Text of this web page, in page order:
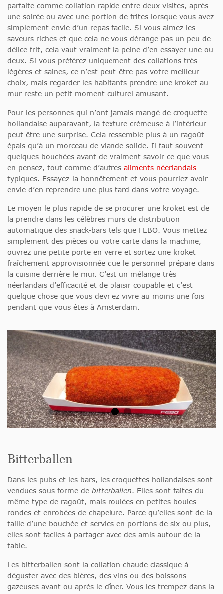
parfaite comme collation rapide entre deux visites, après
une soirée ou avec une portion de frites lorsque vous avez
simplement envie d’un repas facile. Si vous aimez les
saveurs riches et que cela ne vous dérange pas un peu de
délice frit, cela vaut vraiment la peine d’en essayer une ou
deux. Si vous préférez uniquement des collations très
légères et saines, ce n’est peut-être pas votre meilleur
choix, mais regarder les habitants prendre une kroket au
mur reste un petit moment culturel amusant.
Pour les personnes qui n’ont jamais mangé de croquette
hollandaise auparavant, la texture crémeuse à l’intérieur
peut être une surprise. Cela ressemble plus à un ragoût
épais qu’à un morceau de viande solide. Il faut souvent
quelques bouchées avant de vraiment savoir ce que vous
en pensez, tout comme d’autres aliments néerlandais
typiques. Essayez-la honnêtement et vous pourriez avoir
envie d’en reprendre une plus tard dans votre voyage.
Le moyen le plus rapide de se procurer une kroket est de
la prendre dans les célèbres murs de distribution
automatique des snack-bars tels que FEBO. Vous mettez
simplement des pièces ou votre carte dans la machine,
ouvrez une petite porte en verre et sortez une kroket
fraîchement approvisionnée que le personnel prépare dans
la cuisine derrière le mur. C’est un mélange très
néerlandais d’efficacité et de plaisir coupable et c’est
quelque chose que vous devriez vivre au moins une fois
pendant que vous êtes à Amsterdam.
Bitterballen
Dans les pubs et les bars, les croquettes hollandaises sont
vendues sous forme de bitterballen. Elles sont faites du
même type de ragoût, mais roulées en petites boules
rondes et enrobées de chapelure. Parce qu’elles sont de la
taille d’une bouchée et servies en portions de six ou plus,
elles sont faciles à partager avec des amis autour de la
table.
Les bitterballen sont la collation chaude classique à
déguster avec des bières, des vins ou des boissons
gazeuses avant ou après le dîner. Vous les trempez dans la